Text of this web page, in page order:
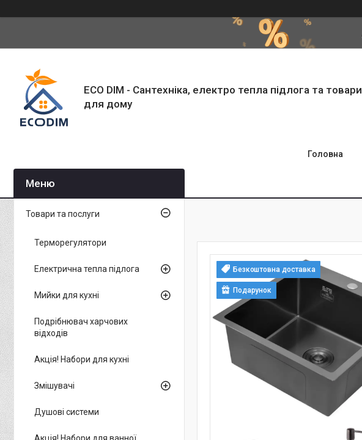
ECO DIM - Сантехніка, електро тепла підлога та товари
для дому
Головна
Безкоштовна доставка
Подарунок
Товари та послуги
Терморегулятори
Електрична тепла підлога
Мийки для кухні
Подрібнювач харчових
відходів
Акція! Набори для кухні
Змішувачі
Душові системи